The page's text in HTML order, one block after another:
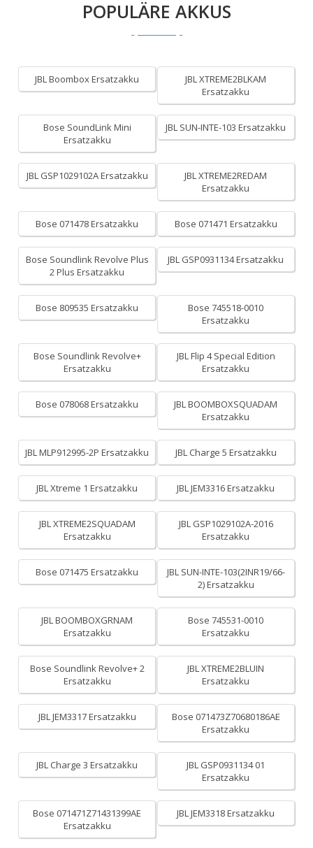
POPULÄRE AKKUS
JBL Boombox Ersatzakku
JBL XTREME2BLKAM
Ersatzakku
Bose SoundLink Mini
Ersatzakku
JBL SUN-INTE-103 Ersatzakku
JBL GSP1029102A Ersatzakku
JBL XTREME2REDAM
Ersatzakku
Bose 071478 Ersatzakku Bose 071471 Ersatzakku
Bose Soundlink Revolve Plus
2 Plus Ersatzakku
JBL GSP0931134 Ersatzakku
Bose 809535 Ersatzakku
Bose 745518-0010
Ersatzakku
Bose Soundlink Revolve+
Ersatzakku
JBL Flip 4 Special Edition
Ersatzakku
Bose 078068 Ersatzakku
JBL BOOMBOXSQUADAM
Ersatzakku
JBL MLP912995-2P Ersatzakku JBL Charge 5 Ersatzakku
JBL Xtreme 1 Ersatzakku JBL JEM3316 Ersatzakku
JBL XTREME2SQUADAM
Ersatzakku
JBL GSP1029102A-2016
Ersatzakku
Bose 071475 Ersatzakku
JBL SUN-INTE-103(2INR19/66-
2) Ersatzakku
JBL BOOMBOXGRNAM
Ersatzakku
Bose 745531-0010
Ersatzakku
Bose Soundlink Revolve+ 2
Ersatzakku
JBL XTREME2BLUIN
Ersatzakku
JBL JEM3317 Ersatzakku
Bose 071473Z70680186AE
Ersatzakku
JBL Charge 3 Ersatzakku
JBL GSP0931134 01
Ersatzakku
Bose 071471Z71431399AE
Ersatzakku
JBL JEM3318 Ersatzakku